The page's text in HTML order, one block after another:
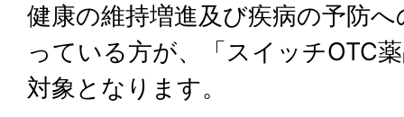
健康の維持増進及び疾病の予防
っている方が、「スイッチOTC
対象となります。